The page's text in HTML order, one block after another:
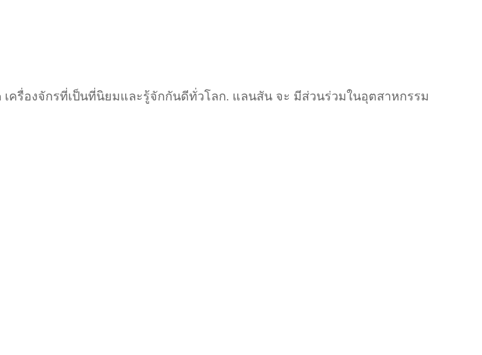
เครื่องจักรที่เป็นที่นิยมและรู้จักกันดีทั่วโลก. แลนสัน จะ มีส่วนร่วมในอุตสาหกรรม